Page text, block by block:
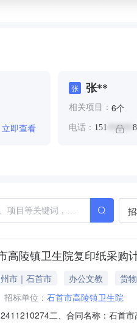
立即查看
张 张**
相关项目： 6个
电话： 151 ******
高陵镇卫生院复印纸采购
市｜石首市 办公文教
货物
招标单位： 石首市高陵镇卫生院
二、合同名称：石首